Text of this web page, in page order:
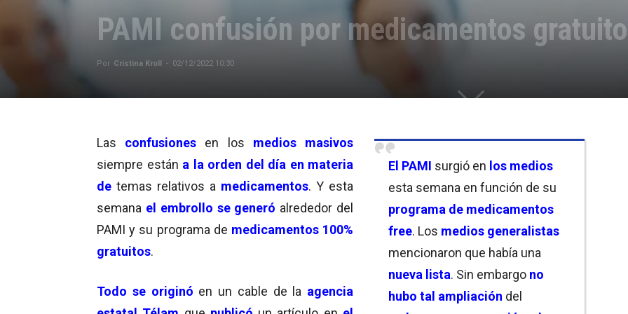
PAMI confusión por medicamentos
Por Cristina Kroll - 02/12/2022 10:30
El PAMI surgió en los medios
esta semana en función de su
programa de medicamentos
free. Los medios generalistas
mencionaron que había una
nueva lista. Sin embargo no
hubo tal ampliación del
Las confusiones en los medios masivos
siempre están a la orden del día en materia
de temas relativos a medicamentos. Y esta
semana el embrollo se generó alrededor del
PAMI y su programa de medicamentos 100%
gratuitos.
Todo se originó en un cable de la agencia